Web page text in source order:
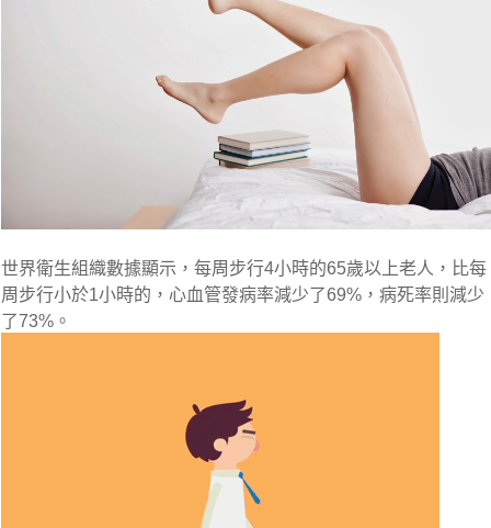
世界衛生組織數據顯示，每周步行4小時的65歲以上老人，比每
周步行小於1小時的，心血管發病率減少了69%，病死率則減少
了73%。